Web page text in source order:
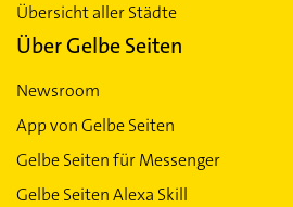
Übersicht aller Städte
Über Gelbe Seiten
Newsroom
App von Gelbe Seiten
Gelbe Seiten für Messenger
Gelbe Seiten Alexa Skill